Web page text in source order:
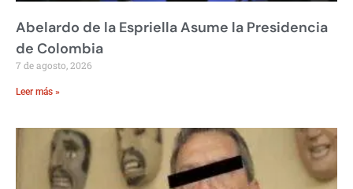
Abelardo de la Espriella Asume la Presidencia
de Colombia
7 de agosto, 2026
Leer más »